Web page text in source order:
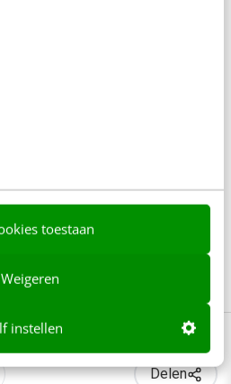
toestaan
Weigeren
instellen
Interesses
Social media
Delen